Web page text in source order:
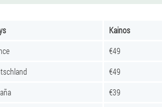
Kainos
€49
€49
€39